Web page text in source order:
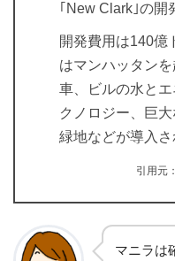
｢New Clark｣の開
開発費用は140億
はマンハッタン
車、ビルの水と
クノロジー、巨
緑地などが導入さ
引用元：
マニラは